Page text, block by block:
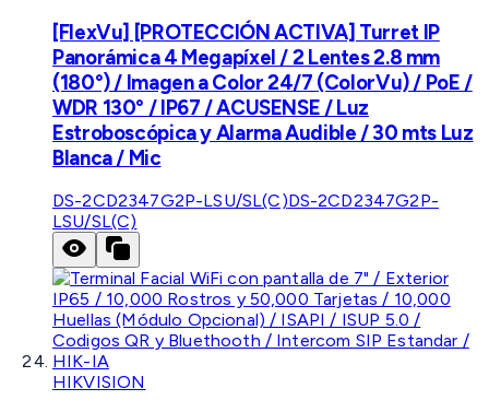
[FlexVu] [PROTECCIÓN ACTIVA] Turret IP
Panorámica 4 Megapíxel / 2 Lentes 2.8 mm
(180°) / Imagen a Color 24/7 (ColorVu) / PoE /
WDR 130° / IP67 / ACUSENSE / Luz
Estroboscópica y Alarma Audible / 30 mts Luz
Blanca / Mic
DS-2CD2347G2P-LSU/SL(C)DS-2CD2347G2P-
LSU/SL(C)
HIKVISION